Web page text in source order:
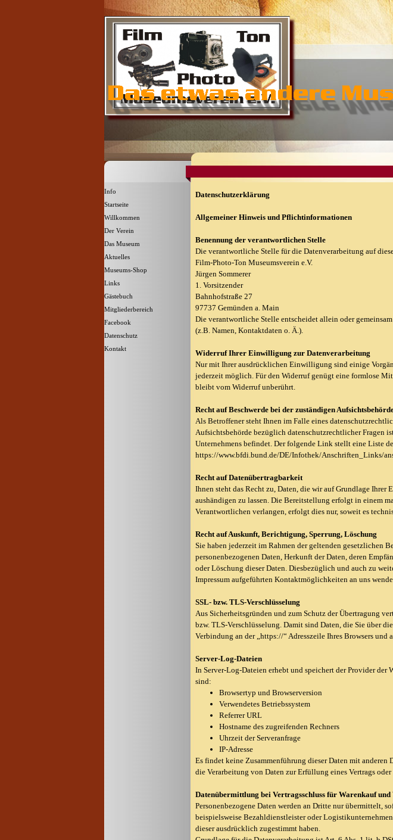
Menü überspringen
Info
Startseite
Willkommen
Der Verein
Das Museum
Aktuelles
Museums-Shop
Links
Gästebuch
Mitgliederbereich
Facebook
Datenschutz
Kontakt
Datenschutzerklärung
Allgemeiner Hinweis und Pflichtinformationen
Benennung der verantwortlichen Stelle
Die verantwortliche Stelle für die Datenverarbeitung auf
Film-Photo-Ton Museumsverein e.V.
Jürgen Sommerer
1. Vorsitzender
Bahnhofstraße 27
97737 Gemünden a. Main
Die verantwortliche Stelle entscheidet allein oder
(z.B. Namen, Kontaktdaten o. Ä.).
Widerruf Ihrer Einwilligung zur Datenverarbeitung
Nur mit Ihrer ausdrücklichen Einwilligung sind einige
jederzeit möglich. Für den Widerruf genügt eine formlose
bleibt vom Widerruf unberührt.
Recht auf Beschwerde bei der zuständigen
Als Betroffener steht Ihnen im Falle eines
Aufsichtsbehörde bezüglich datenschutzrechtlicher Fragen
Unternehmens befindet. Der folgende Link stellt eine Liste
https://www.bfdi.bund.de/DE/Infothek/Anschriften_Links/
Recht auf Datenübertragbarkeit
Ihnen steht das Recht zu, Daten, die wir auf Grundlage
aushändigen zu lassen. Die Bereitstellung erfolgt in einem
Verantwortlichen verlangen, erfolgt dies nur, soweit es
Recht auf Auskunft, Berichtigung, Sperrung, Löschung
Sie haben jederzeit im Rahmen der geltenden gesetzlichen
personenbezogenen Daten, Herkunft der Daten, deren
oder Löschung dieser Daten. Diesbezüglich und auch zu
Impressum aufgeführten Kontaktmöglichkeiten an uns
SSL- bzw. TLS-Verschlüsselung
Aus Sicherheitsgründen und zum Schutz der Übertragung
bzw. TLS-Verschlüsselung. Damit sind Daten, die Sie über
Verbindung an der „https://“ Adresszeile Ihres Browsers und
Server-Log-Dateien
In Server-Log-Dateien erhebt und speichert der Provider
sind:
Browsertyp und Browserversion
Verwendetes Betriebssystem
Referrer URL
Hostname des zugreifenden Rechners
Uhrzeit der Serveranfrage
IP-Adresse
Es findet keine Zusammenführung dieser Daten mit
die Verarbeitung von Daten zur Erfüllung eines Vertrags
Datenübermittlung bei Vertragsschluss für Warenkauf und
Personenbezogene Daten werden an Dritte nur übermittelt,
beispielsweise Bezahldienstleister oder
dieser ausdrücklich zugestimmt haben.